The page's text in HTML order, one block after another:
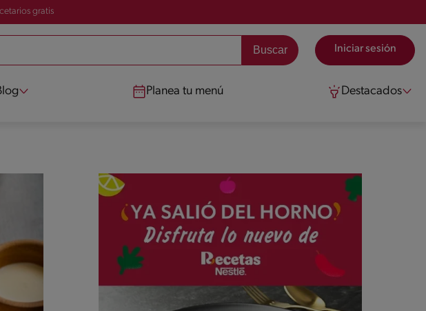
gratis
Iniciar sesión
Planea tu menú Destacados